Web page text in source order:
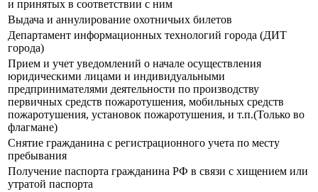
и принятых в соответствии с ним
Выдача и аннулирование охотничьих билетов
Департамент информационных технологий города (ДИТ
города)
Прием и учет уведомлений о начале осуществления
юридическими лицами и индивидуальными
предпринимателями деятельности по производству
первичных средств пожаротушения, мобильных средств
пожаротушения, установок пожаротушения, и т.п.(Только во
флагмане)
Снятие гражданина с регистрационного учета по месту
пребывания
Получение паспорта гражданина РФ в связи с хищением или
утратой паспорта